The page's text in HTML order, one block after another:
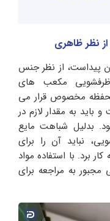
نظر ظاهری
پیداست، از نظر جنس
مکعب های
مخصوص قرار می
باید به مقدار لازم در
بدلیل شباهت مایع
نباید آن را برای
برد. با استفاده مواد
به مراجعه برای